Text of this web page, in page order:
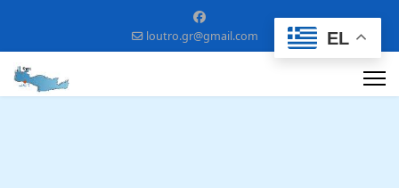
loutro.gr@gmail.com EL